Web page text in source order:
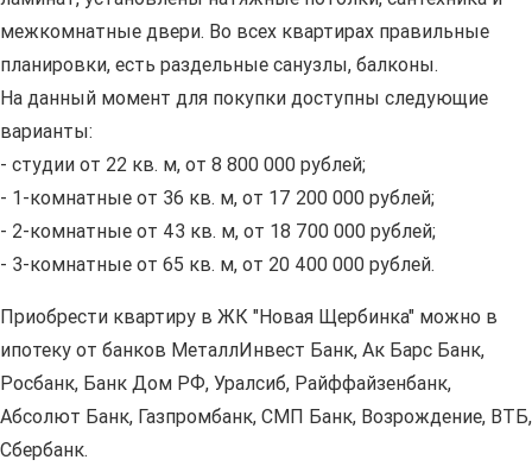
межкомнатные двери. Во всех квартирах правильные
планировки, есть раздельные санузлы, балконы.
На данный момент для покупки доступны следующие
варианты:
- студии от 22 кв. м, от 8 800 000 рублей;
- 1-комнатные от 36 кв. м, от 17 200 000 рублей;
- 2-комнатные от 43 кв. м, от 18 700 000 рублей;
- 3-комнатные от 65 кв. м, от 20 400 000 рублей.
Приобрести квартиру в ЖК "Новая Щербинка" можно в
ипотеку от банков МеталлИнвест Банк, Ак Барс Банк,
Росбанк, Банк Дом РФ, Уралсиб, Райффайзенбанк,
Абсолют Банк, Газпромбанк, СМП Банк, Возрождение, ВТБ,
Сбербанк.